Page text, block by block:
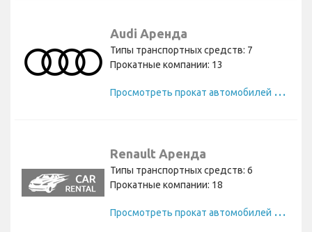
Audi Аренда
Типы транспортных средств: 7
Прокатные компании: 13
П
росмотреть прокат автомобилей Audi
Renault Аренда
Типы транспортных средств: 6
Прокатные компании: 18
П
росмотреть прокат автомобилей Renault